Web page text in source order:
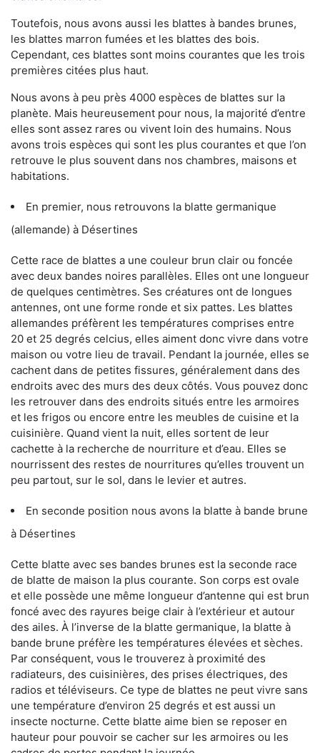
Toutefois, nous avons aussi les blattes à bandes brunes,
les blattes marron fumées et les blattes des bois.
Cependant, ces blattes sont moins courantes que les trois
premières citées plus haut.
Nous avons à peu près 4000 espèces de blattes sur la
planète. Mais heureusement pour nous, la majorité d’entre
elles sont assez rares ou vivent loin des humains. Nous
avons trois espèces qui sont les plus courantes et que l’on
retrouve le plus souvent dans nos chambres, maisons et
habitations.
En premier, nous retrouvons la blatte germanique
(allemande) à Désertines
Cette race de blattes a une couleur brun clair ou foncée
avec deux bandes noires parallèles. Elles ont une longueur
de quelques centimètres. Ses créatures ont de longues
antennes, ont une forme ronde et six pattes. Les blattes
allemandes préfèrent les températures comprises entre
20 et 25 degrés celcius, elles aiment donc vivre dans votre
maison ou votre lieu de travail. Pendant la journée, elles se
cachent dans de petites fissures, généralement dans des
endroits avec des murs des deux côtés. Vous pouvez donc
les retrouver dans des endroits situés entre les armoires
et les frigos ou encore entre les meubles de cuisine et la
cuisinière. Quand vient la nuit, elles sortent de leur
cachette à la recherche de nourriture et d’eau. Elles se
nourrissent des restes de nourritures qu’elles trouvent un
peu partout, sur le sol, dans le levier et autres.
En seconde position nous avons la blatte à bande brune
à Désertines
Cette blatte avec ses bandes brunes est la seconde race
de blatte de maison la plus courante. Son corps est ovale
et elle possède une même longueur d’antenne qui est brun
foncé avec des rayures beige clair à l’extérieur et autour
des ailes. À l’inverse de la blatte germanique, la blatte à
bande brune préfère les températures élevées et sèches.
Par conséquent, vous le trouverez à proximité des
radiateurs, des cuisinières, des prises électriques, des
radios et téléviseurs. Ce type de blattes ne peut vivre sans
une température d’environ 25 degrés et est aussi un
insecte nocturne. Cette blatte aime bien se reposer en
hauteur pour pouvoir se cacher sur les armoires ou les